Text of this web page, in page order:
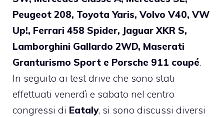
Peugeot 208, Toyota Yaris, Volvo V40, VW
Up!, Ferrari 458 Spider, Jaguar XKR S,
Lamborghini Gallardo 2WD, Maserati
Granturismo Sport e Porsche 911 coupé.
In seguito ai test drive che sono stati
effettuati venerdì e sabato nel centro
congressi di Eataly, si sono discussi diversi